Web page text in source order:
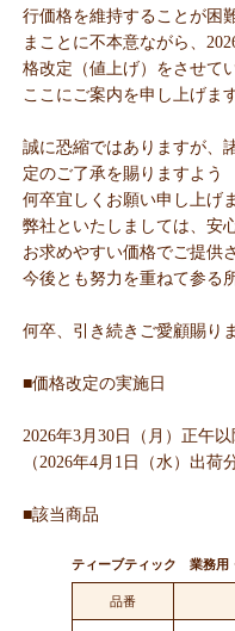
行価格を維持することが困
まことに不本意ながら、
格改定（値上げ）をさせて
ここにご案内を申し上げます
誠に恐縮ではありますが、
定のご了承を賜りますよう
何卒宜しくお願い申し上げま
弊社といたしましては、安
お求めやすい価格でご提供
今後とも努力を重ねて参る
何卒、引き続きご愛顧賜り
■価格改定の実施日
2026年3月30日（月）正午
（2026年4月1日（水）出荷
■該当商品
ティーブティック 業務用
品番